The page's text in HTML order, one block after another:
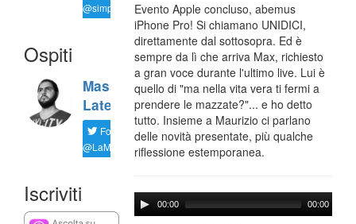
@simplemal
Ospiti
Massimiliano
Latella
Follow
@LaMaxImages
Iscriviti
Evento Apple concluso, abemus
iPhone Pro! Si chiamano UNIDICI,
direttamente dal sottosopra. Ed è
sempre da lì che arriva Max, richiesto
a gran voce durante l'ultimo live. Lui è
quello di "ma nella vita vera ti fermi a
prendere le mazzate?"... e ho detto
tutto. Insieme a Maurizio ci parlano
delle novità presentate, più qualche
riflessione estemporanea.
00:00 00:00